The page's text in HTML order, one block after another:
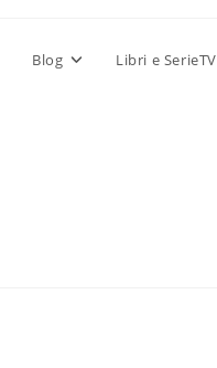
Blog Libri e SerieTV